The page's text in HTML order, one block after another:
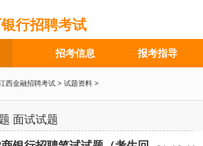
行招聘考试
招考信息 报考指导
西金融招聘考试 > 试题资料 >
面试试题